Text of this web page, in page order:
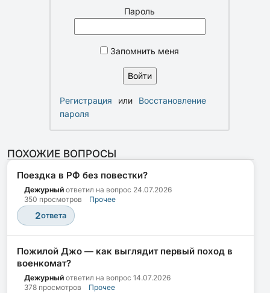
Пароль
Запомнить меня
Регистрация или
Восстановление
пароля
ПОХОЖИЕ ВОПРОСЫ
Поездка в РФ без повестки?
Дежурный ответил на вопрос 24.07.2026
350 просмотров
Прочее
2ответа
Пожилой Джо — как выглядит первый поход в
военкомат?
Дежурный ответил на вопрос 14.07.2026
378 просмотров
Прочее